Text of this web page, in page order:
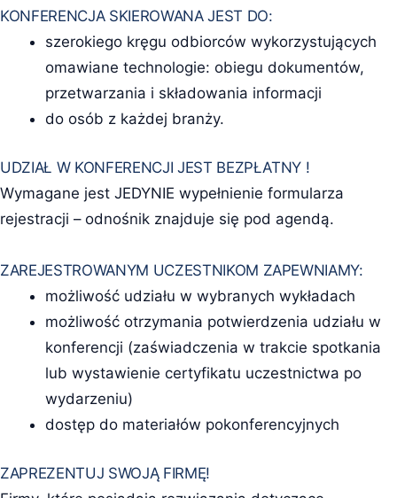
KONFERENCJA SKIEROWANA JEST DO:
szerokiego kręgu odbiorców wykorzystujących
omawiane technologie: obiegu dokumentów,
przetwarzania i składowania informacji
do osób z każdej branży.
UDZIAŁ W KONFERENCJI JEST BEZPŁATNY !
Wymagane jest JEDYNIE wypełnienie formularza
rejestracji – odnośnik znajduje się pod agendą.
ZAREJESTROWANYM UCZESTNIKOM ZAPEWNIAMY:
możliwość udziału w wybranych wykładach
możliwość otrzymania potwierdzenia udziału w
konferencji (zaświadczenia w trakcie spotkania
lub wystawienie certyfikatu uczestnictwa po
wydarzeniu)
dostęp do materiałów pokonferencyjnych
ZAPREZENTUJ SWOJĄ FIRMĘ!